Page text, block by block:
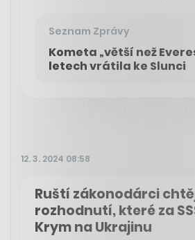
Seznam Zprávy
Kometa „větší než
letech vrátila ke Slunci
12. 3. 2024 08:58
Ruští zákonodárci
rozhodnutí, které za
Krym na Ukrajinu